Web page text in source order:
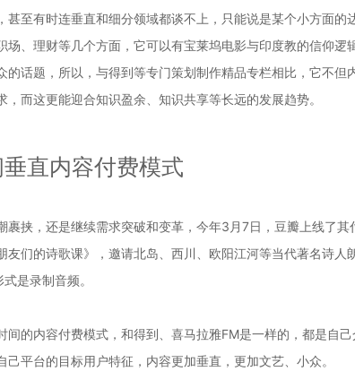
甚至有时连垂直和细分领域都谈不上，只能说是某个小方面的
场、理财等几个方面，它可以有宝莱坞电影与印度教的信仰逻
的话题，所以，与得到等专门策划制作精品专栏相比，它不但
，而这更能迎合知识盈余、知识共享等长远的发展趋势。
直内容付费模式
裹挟，还是继续需求突破和变革，今年3月7日，豆瓣上线了其
们的诗歌课》，邀请北岛、西川、欧阳江河等当代著名诗人
是录制音频。
间的内容付费模式，和得到、喜马拉雅FM是一样的，都是自
己平台的目标用户特征，内容更加垂直，更加文艺、小众。